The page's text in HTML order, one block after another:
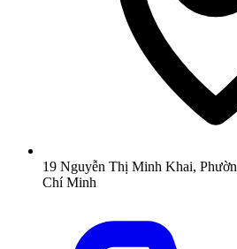
19 Nguyễn Thị Minh Khai,
Chí Minh